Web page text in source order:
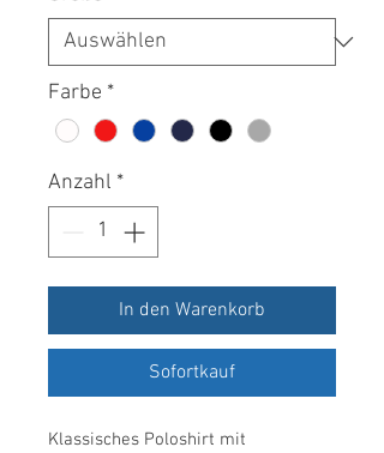
Farbe *
Anzahl *
In den Warenkorb
Sofortkauf
Klassisches Poloshirt mit